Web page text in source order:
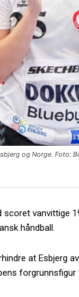
og Norge. Foto:
scoret vanvittige
håndball.
at Esbjerg